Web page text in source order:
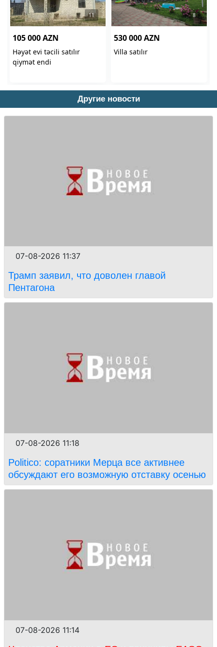
Другие новости
07-08-2026 11:37
Трамп заявил, что доволен главой
Пентагона
07-08-2026 11:18
Politico: соратники Мерца все активнее
обсуждают его возможную отставку осенью
07-08-2026 11:14